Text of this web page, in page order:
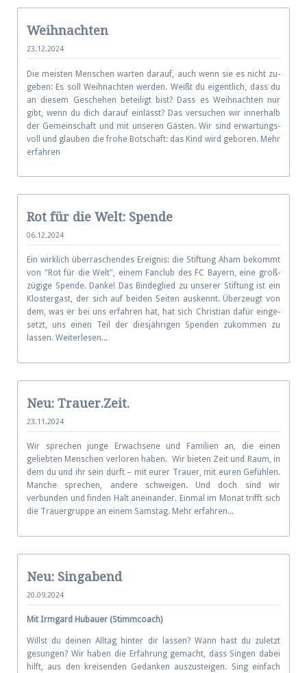
Weihnachten
23.12.2024
Die meisten Menschen warten darauf, auch wenn sie es nicht zu­
ge­ben: Es soll Weih­nach­ten werden. Weißt du eigent­lich, dass du
an die­sem Gesche­hen be­tei­ligt bist? Dass es Weihnachten nur
gibt, wenn du dich darauf ein­lässt? Das ver­suchen wir inner­halb
der Ge­mein­schaft und mit unse­ren Gästen. Wir sind er­war­tungs­
voll und glau­ben die frohe Bot­schaft: das Kind wird ge­boren. Mehr
erfahren
Rot für die Welt: Spende
06.12.2024
Ein wirklich überraschendes Ereignis: die Stiftung Aham be­kommt
von "Rot für die Welt", einem Fan­club des FC Bayern, eine groß­
zügige Spende. Danke! Das Binde­glied zu unse­rer Stif­tung ist ein
Kloster­gast, der sich auf beiden Seiten auskennt. Überzeugt von
dem, was er bei uns er­fah­ren hat, hat sich Christian da­für ein­ge­
setzt, uns einen Teil der dies­jähri­gen Spenden zu­kom­men zu
lassen. Weiterlesen...
Neu: Trauer.Zeit.
23.11.2024
Wir sprechen junge Erwachsene und Familien an, die einen
geliebten Menschen verloren haben. Wir bieten Zeit und Raum, in
dem du und ihr sein dürft – mit eurer Trauer, mit euren Gefühlen.
Manche sprechen, andere schweigen. Und doch sind wir
verbunden und finden Halt aneinander. Einmal im Monat trifft sich
die Trauer­gruppe an einem Samstag. Mehr erfahren...
Neu: Singabend
20.09.2024
Mit Irmgard Hubauer (Stimmcoach)
Willst du deinen Alltag hinter dir lassen? Wann hast du zuletzt
gesungen? Wir haben die Erfahrung gemacht, dass Singen dabei
hilft, aus den kreisenden Gedanken auszusteigen. Sing einfach